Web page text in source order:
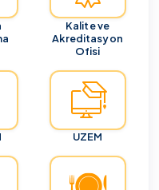
Kalite ve
Akreditasyon
Ofisi
UZEM